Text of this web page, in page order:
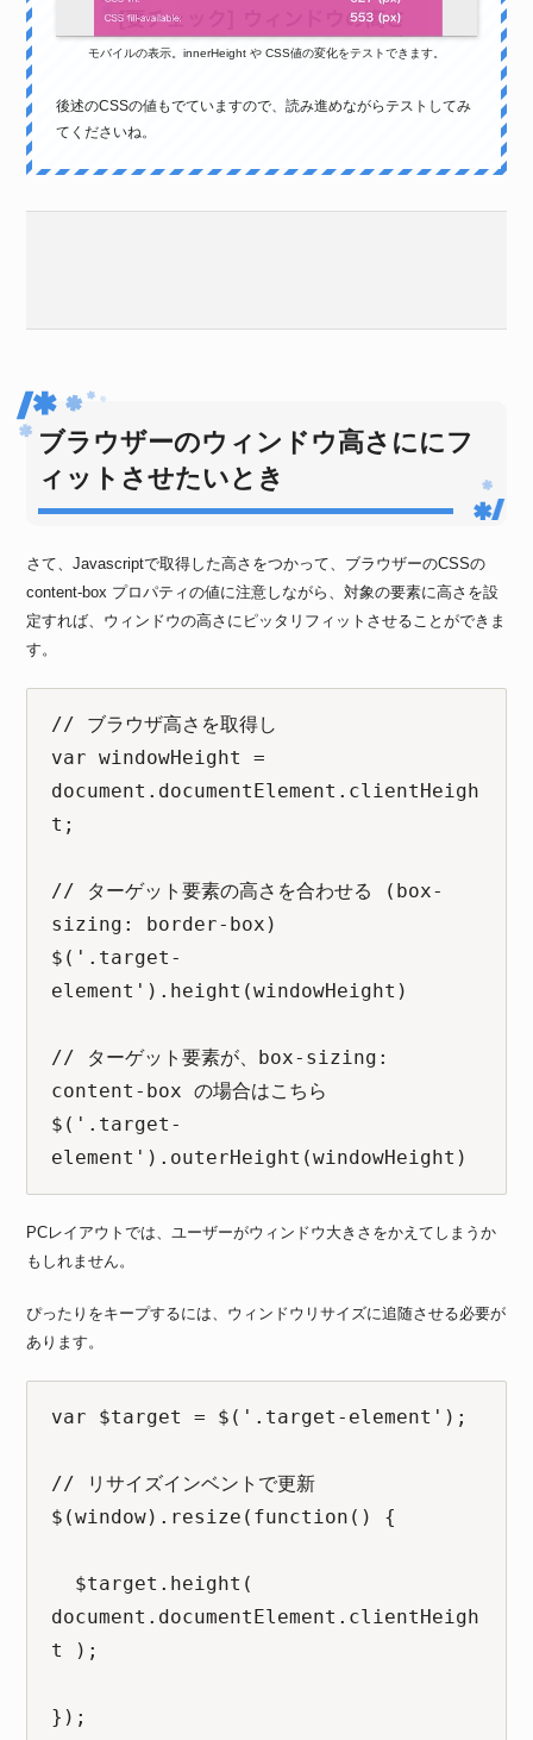
モバイルの表示。innerHeight や CSS値の変化をテストできます。
後述のCSSの値もでていますので、読み進めながらテストしてみ
てくださいね。
ブラウザーのウィンドウ高さににフ
ィットさせたいとき
さて、Javascriptで取得した高さをつかって、ブラウザーのCSSの
content-box プロパティの値に注意しながら、対象の要素に高さを設
定すれば、ウィンドウの高さにピッタリフィットさせることができま
す。
// ブラウザ高さを取得し
var windowHeight =
document.documentElement.clientHeigh
t;
// ターゲット要素の高さを合わせる (box-
sizing: border-box)
$('.target-
element').height(windowHeight)
// ターゲット要素が、box-sizing:
content-box の場合はこちら
$('.target-
element').outerHeight(windowHeight)
PCレイアウトでは、ユーザーがウィンドウ大きさをかえてしまうか
もしれません。
ぴったりをキープするには、ウィンドウリサイズに追随させる必要が
あります。
var $target = $('.target-element');
// リサイズインベントで更新
$(window).resize(function() {
document.documentElement.clientHeigh
t );
});